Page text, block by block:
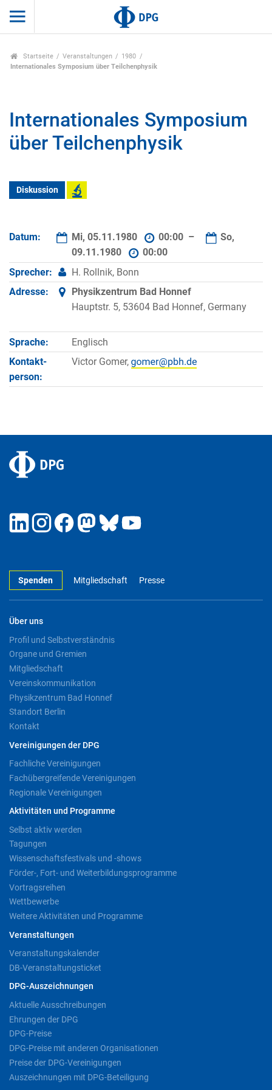
Startseite Veranstaltungen
1980
Internationales Symposium über Teilchenphysik
Internationales Symposium
über Teilchenphysik
Diskussion
Datum: Mi, 05.11.1980 00:00 –
So,
09.11.1980
00:00
Sprecher:
H. Rollnik, Bonn
Adresse:
Physikzentrum Bad Honnef
Hauptstr. 5, 53604 Bad Honnef, Germany
Sprache:
Englisch
Kontakt­
person:
Victor Gomer,
Spenden Mitgliedschaft Presse
Über uns
Profil und Selbstverständnis
Organe und Gremien
Mitgliedschaft
Vereinskommunikation
Physikzentrum Bad Honnef
Standort Berlin
Kontakt
Vereinigungen der DPG
Fachliche Vereinigungen
Fachübergreifende Vereinigungen
Regionale Vereinigungen
Aktivitäten und Programme
Selbst aktiv werden
Tagungen
Wissenschaftsfestivals und -shows
Förder-, Fort- und Weiterbildungsprogramme
Vortragsreihen
Wettbewerbe
Weitere Aktivitäten und Programme
Veranstaltungen
Veranstaltungskalender
DB-Veranstaltungsticket
DPG-Auszeichnungen
Aktuelle Ausschreibungen
Ehrungen der DPG
DPG-Preise
DPG-Preise mit anderen Organisationen
Preise der DPG-Vereinigungen
Auszeichnungen mit DPG-Beteiligung